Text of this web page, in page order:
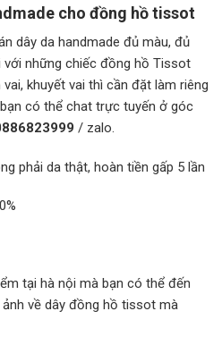
cho đồng hồ tissot
dây da handmade đủ màu, đủ
những chiếc đồng hồ Tissot
khuyết vai thì cần đặt làm riêng
có thể chat trực tuyến ở góc
/ zalo.
phải da thật, hoàn tiền gấp 5 lần
tại hà nội mà bạn có thể đến
về dây đồng hồ tissot mà